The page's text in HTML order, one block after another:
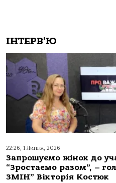
ІНТЕРВ'Ю
22:26, 1 Липня, 2026
Запрошуємо жінок до
“Зростаємо разом”, –
ЗМІН” Вікторія Костюк